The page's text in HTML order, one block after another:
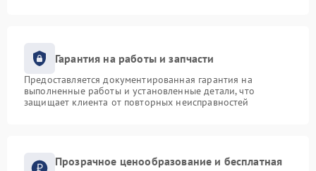
Гарантия на работы и запчасти
Предоставляется документированная гарантия на
выполненные работы и установленные детали, что
защищает клиента от повторных неисправностей
Прозрачное ценообразование и бесплатная